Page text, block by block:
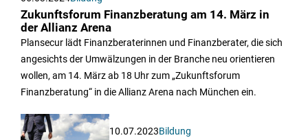
Zukunftsforum Finanzberatung am 14. März in
der Allianz Arena
Plansecur lädt Finanzberaterinnen und Finanzberater, die sich
angesichts der Umwälzungen in der Branche neu orientieren
wollen, am 14. März ab 18 Uhr zum „Zukunftsforum
Finanzberatung“ in die Allianz Arena nach München ein.
10.07.2023Bildung